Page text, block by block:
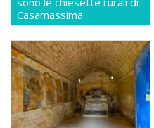
Casamassima